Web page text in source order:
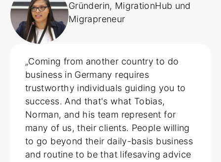
Gründerin, MigrationHub und
Migrapreneur
„Coming from another country to do
business in Germany requires
trustworthy individuals guiding you to
success. And that's what Tobias,
Norman, and his team represent for
many of us, their clients. People willing
to go beyond their daily-basis business
and routine to be that lifesaving advice